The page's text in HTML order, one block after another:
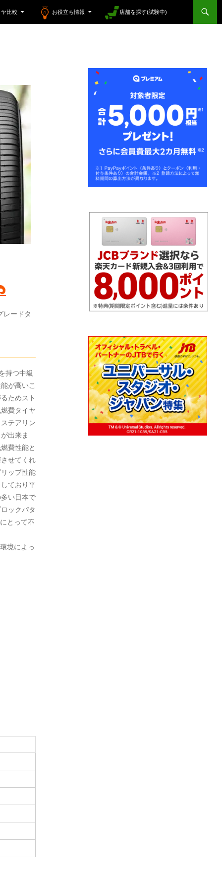
比較 お役立ち情報 店舗を探す(試験中)
レードタ
持つ中級
が高いこ
ためスト
費タイヤ
テアリン
出来ま
費性能と
せてくれ
ップ性能
しており平
い日本で
ックパタ
とって不
境によっ